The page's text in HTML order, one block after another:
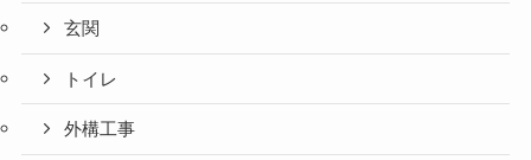
玄関
トイレ
外構工事